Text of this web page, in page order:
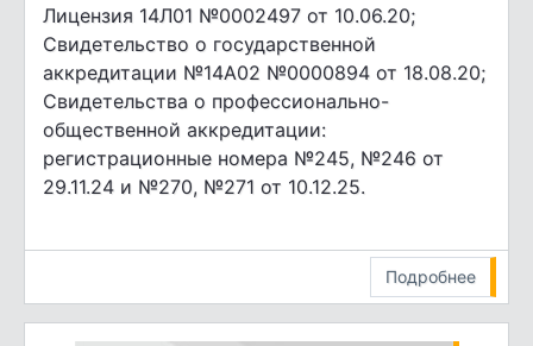
Лицензия 14Л01 №0002497 от 10.06.20;
Свидетельство о государственной
аккредитации №14А02 №0000894 от 18.08.20;
Свидетельства о профессионально-
общественной аккредитации:
регистрационные номера №245, №246 от
29.11.24 и №270, №271 от 10.12.25.
Подробнее